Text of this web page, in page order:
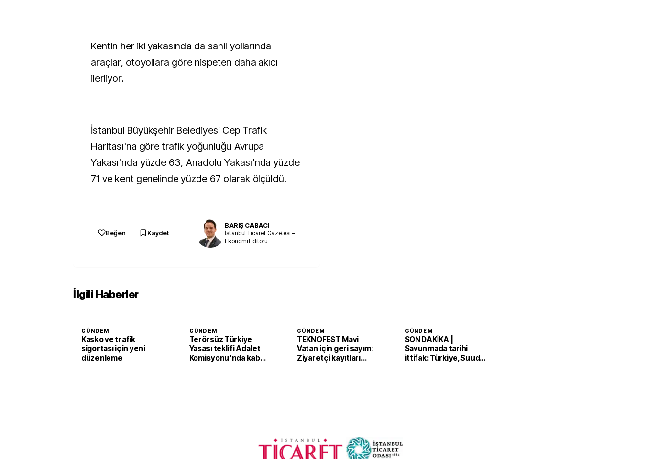
Kentin her iki yakasında da sahil yollarında
araçlar, otoyollara göre nispeten daha akıcı
ilerliyor.
İstanbul Büyükşehir Belediyesi Cep Trafik
Haritası'na göre trafik yoğunluğu Avrupa
Yakası'nda yüzde 63, Anadolu Yakası'nda yüzde
71 ve kent genelinde yüzde 67 olarak ölçüldü.
Beğen Kaydet
BARIŞ CABACI
İstanbul Ticaret Gazetesi –
Ekonomi Editörü
İlgili Haberler
GÜNDEM
Kasko ve trafik
sigortası için yeni
düzenleme
GÜNDEM
Terörsüz Türkiye
Yasası teklifi Adalet
Komisyonu’nda kabul
GÜNDEM
TEKNOFEST Mavi
Vatan için geri sayım:
Ziyaretçi kayıtları
GÜNDEM
SON DAKİKA |
Savunmada tarihi
ittifak: Türkiye, Suudi